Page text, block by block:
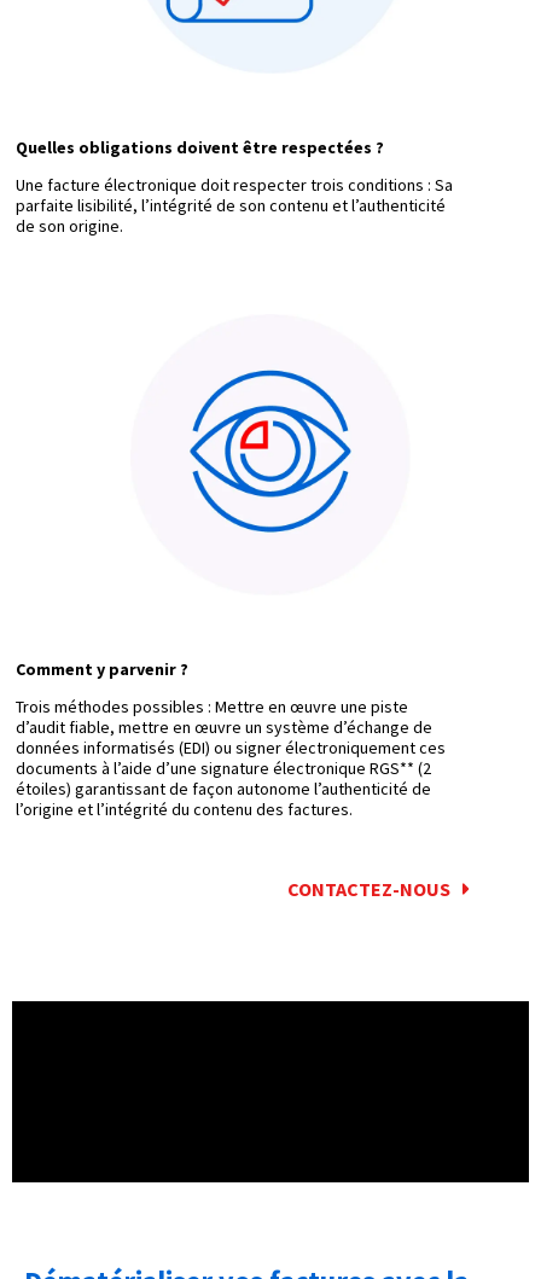
Quelles obligations doivent être respectées ?
Une facture électronique doit respecter trois conditions : Sa
parfaite lisibilité, l’intégrité de son contenu et l’authenticité
de son origine.
Comment y parvenir ?
Trois méthodes possibles : Mettre en œuvre une piste
d’audit fiable, mettre en œuvre un système d’échange de
données informatisés (EDI) ou signer électroniquement ces
documents à l’aide d’une signature électronique RGS** (2
étoiles) garantissant de façon autonome l’authenticité de
l’origine et l’intégrité du contenu des factures.
CONTACTEZ-NOUS